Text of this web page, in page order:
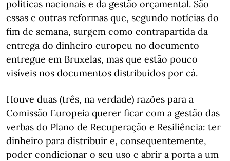
políticas nacionais e da gestão orçamental. São
essas e outras reformas que, segundo notícias do
fim de semana, surgem como contrapartida da
entrega do dinheiro europeu no documento
entregue em Bruxelas, mas que estão pouco
visíveis nos documentos distribuídos por cá.
Houve duas (três, na verdade) razões para a
Comissão Europeia querer ficar com a gestão das
verbas do Plano de Recuperação e Resiliência: ter
dinheiro para distribuir e, consequentemente,
poder condicionar o seu uso e abrir a porta a um